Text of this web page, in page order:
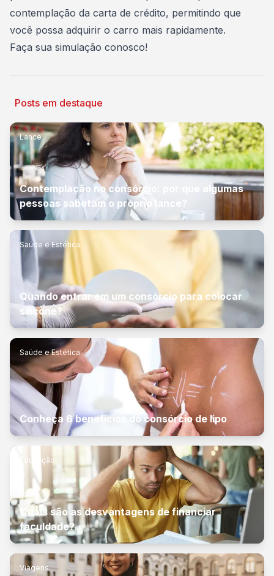
contemplação da carta de crédito, permitindo que
você possa adquirir o carro mais rapidamente.
Faça sua simulação conosco!
Posts em destaque
Lance
Contemplação no consórcio: por que algumas
pessoas sabotam o próprio lance?
Saúde e Estética
Quando entrar em um consórcio para colocar
silicone?
Saúde e Estética
Conheça 6 benefícios do consórcio de lipo
Educação
Quais são as desvantagens de financiar
faculdade?
Viagens